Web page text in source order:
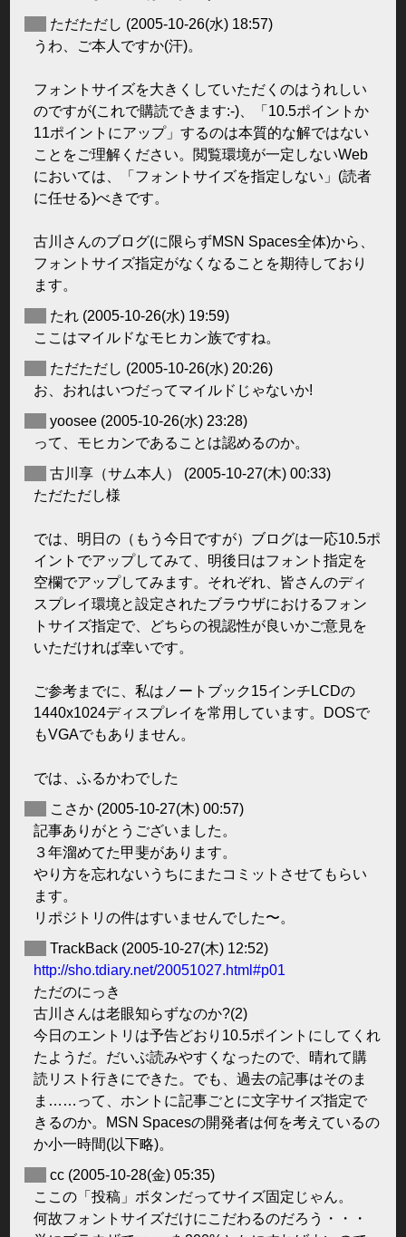
ただただし (2005-10-26(水) 18:57)
うわ、ご本人ですか(汗)。
フォントサイズを大きくしていただくのはうれしい
のですが(これで購読できます:-)、「10.5ポイントか
11ポイントにアップ」するのは本質的な解ではない
ことをご理解ください。閲覧環境が一定しないWeb
においては、「フォントサイズを指定しない」(読者
に任せる)べきです。
古川さんのブログ(に限らずMSN Spaces全体)から、
フォントサイズ指定がなくなることを期待しており
ます。
たれ (2005-10-26(水) 19:59)
ここはマイルドなモヒカン族ですね。
ただただし (2005-10-26(水) 20:26)
お、おれはいつだってマイルドじゃないか!
yoosee (2005-10-26(水) 23:28)
って、モヒカンであることは認めるのか。
古川享（サム本人）
(2005-10-27(木) 00:33)
ただただし様
では、明日の（もう今日ですが）ブログは一応10.5ポ
イントでアップしてみて、明後日はフォント指定を
空欄でアップしてみます。それぞれ、皆さんのディ
スプレイ環境と設定されたブラウザにおけるフォン
トサイズ指定で、どちらの視認性が良いかご意見を
いただければ幸いです。
ご参考までに、私はノートブック15インチLCDの
1440x1024ディスプレイを常用しています。DOSで
もVGAでもありません。
では、ふるかわでした
こさか (2005-10-27(木) 00:57)
記事ありがとうございました。
３年溜めてた甲斐があります。
やり方を忘れないうちにまたコミットさせてもらい
ます。
リポジトリの件はすいませんでした〜。
TrackBack (2005-10-27(木) 12:52)
http://sho.tdiary.net/20051027.html#p01
ただのにっき
古川さんは老眼知らずなのか?(2)
今日のエントリは予告どおり10.5ポイントにしてくれ
たようだ。だいぶ読みやすくなったので、晴れて購
読リスト行きにできた。でも、過去の記事はそのま
ま……って、ホントに記事ごとに文字サイズ指定で
きるのか。MSN Spacesの開発者は何を考えているの
か小一時間(以下略)。
cc (2005-10-28(金) 05:35)
ここの「投稿」ボタンだってサイズ固定じゃん。
何故フォントサイズだけにこだわるのだろう・・・